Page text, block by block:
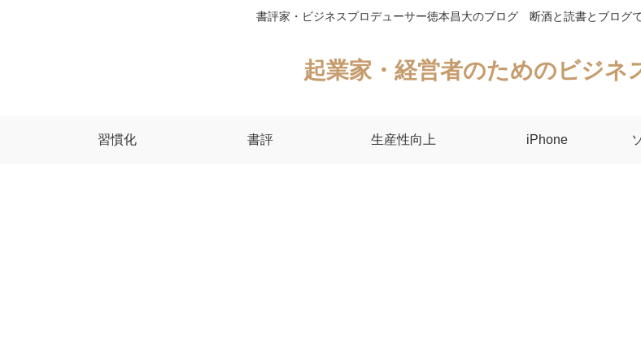
書評家・ビジネスプロデューサー徳本昌大のブログ 断酒と読書とブログ
起業家・経営者のためのビジネ
習慣化 書評 生産性向上 iPhone